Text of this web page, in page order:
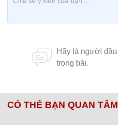
CÓ THỂ BẠN QUAN TÂM